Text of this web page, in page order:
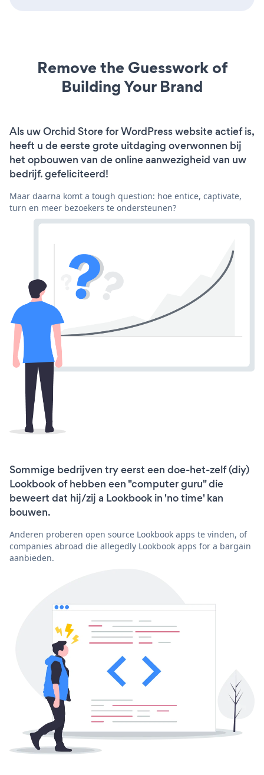
Remove the Guesswork of
Building Your Brand
Als uw Orchid Store for WordPress website actief is,
heeft u de eerste grote uitdaging overwonnen bij
het opbouwen van de online aanwezigheid van uw
bedrijf. gefeliciteerd!
Maar daarna komt a tough question: hoe entice, captivate,
turn en meer bezoekers te ondersteunen?
Sommige bedrijven try eerst een doe-het-zelf (diy)
Lookbook of hebben een "computer guru" die
beweert dat hij/zij a Lookbook in 'no time' kan
bouwen.
Anderen proberen open source Lookbook apps te vinden, of
companies abroad die allegedly Lookbook apps for a bargain
aanbieden.